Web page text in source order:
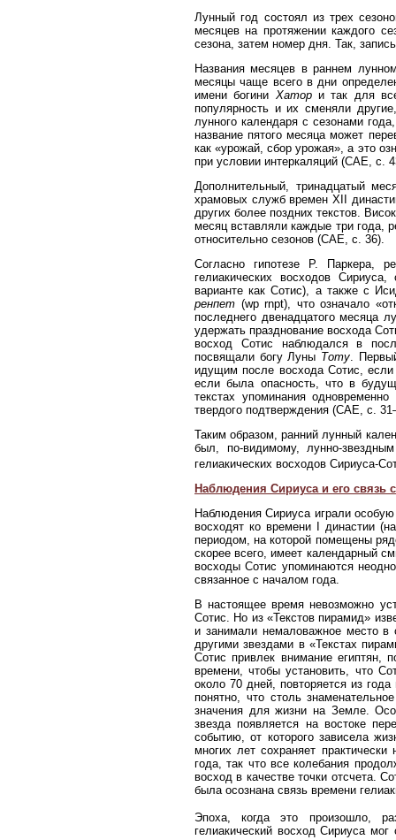
Лунный год состоял из трех
месяцев на протяжении каждого
сезона, затем номер дня. Так,
Названия месяцев в раннем
месяцы чаще всего в дни
имени богини Хатори так для
популярность и их сменяли
лунного календаря с сезонами
название пятого месяца может
как «урожай, сбор урожая», а это
при условии интеркаляций (САЕ, с.
Дополнительный, тринадцатый
храмовых служб времен XII
других более поздних текстов.
месяц вставляли каждые три года,
относительно сезонов (САE, с. 36).
Согласно гипотезе Р. Паркера,
гелиакических восходов
варианте как Сотис), а также с
ренпет (wp rnpt), что означало
последнего двенадцатого месяца
удержать празднование восхода
восход Сотис наблюдался в
посвящали богу Луны Тоту .
идущим после восхода Сотис,
если была опасность, что в
текстах упоминания
твердого подтверждения (САЕ, с.
Таким образом, ранний лунный
был, по-видимому, лунно-
гелиакических восходов Сириуса-
Наблюдения Сириуса и его связь
Наблюдения Сириуса играли
восходят ко времени I династии
периодом, на которой помещены
скорее всего, имеет календарный
восходы Сотис упоминаются
связанное с началом года.
В настоящее время невозможно
Сотис. Но из «Текстов пирамид»
и занимали немаловажное место в
другими звездами в «Текстах
Сотис привлек внимание египтян,
времени, чтобы установить, что
около 70 дней, повторяется из
понятно, что столь
значения для жизни на Земле.
звезда появляется на востоке
событию, от которого зависела
многих лет сохраняет практически
года, так что все колебания
восход в качестве точки отсчета.
была осознана связь времени
Эпоха, когда это произошло,
гелиакический восход Сириуса